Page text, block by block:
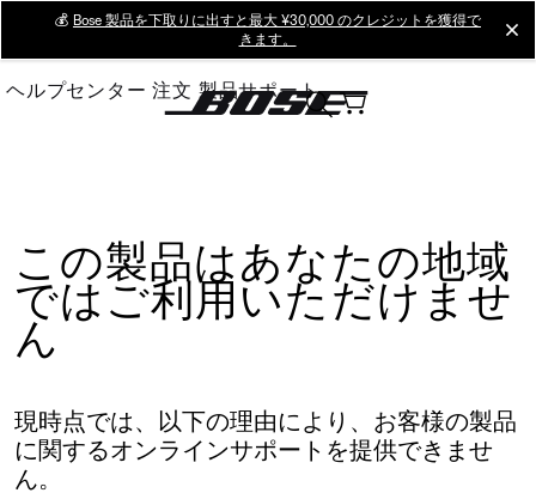
Main
💰 Bose 製品を下取りに出すと最大 ¥30,000 のクレジットを獲得で
きます。
ヘルプセンター 注文 製品サポート
この製品はあなたの地域
ではご利用いただけませ
ん
現時点では、以下の理由により、お客様の製品
に関するオンラインサポートを提供できませ
ん。